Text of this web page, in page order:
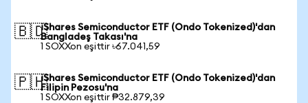
🇧🇩iShares Semiconductor ETF (Ondo Tokenized)'dan
Bangladeş Takası'na
1 SOXXon eşittir ৳67.041,59
🇵🇭iShares Semiconductor ETF (Ondo Tokenized)'dan
Filipin Pezosu'na
1 SOXXon eşittir ₱32.879,39